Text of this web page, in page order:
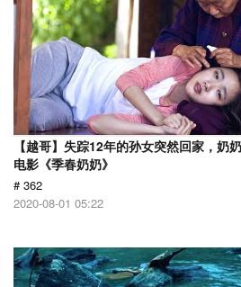
【越哥】失踪12年的孙女突然回家，奶
电影《季春奶奶》
# 362
2020-08-01 05:22